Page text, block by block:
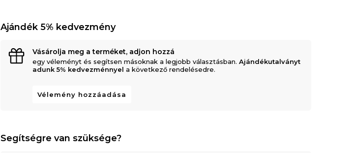
Ajándék 5% kedvezmény
Vásárolja meg a terméket, adjon hozzá
egy véleményt és segítsen másoknak a legjobb választásban.Ajándékutalványt
adunk 5% kedvezménnyel a következő rendelésedre.
Vélemény hozzáadása
Segítségre van szüksége?